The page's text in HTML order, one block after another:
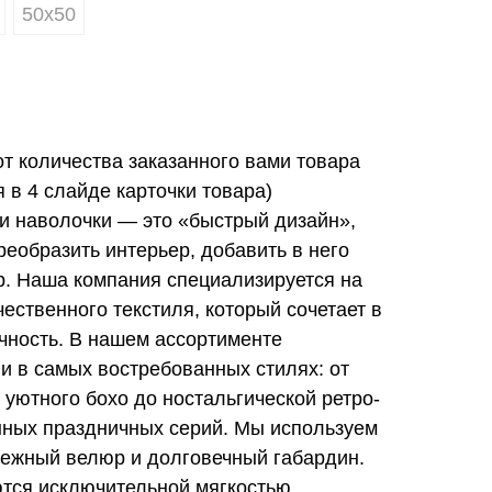
50х50
количества заказанного вами товара
4 слайде карточки товара)
наволочки — это «быстрый дизайн»,
интерьер, добавить в него
Наша компания специализируется на
текстиля, который сочетает в
В нашем ассортименте
в самых востребованных стилях: от
бохо до ностальгической ретро-
праздничных серий. Мы используем
велюр и долговечный габардин.
исключительной мягкостью,